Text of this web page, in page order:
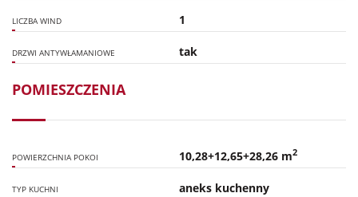
LICZBA WIND 1
DRZWI ANTYWŁAMANIOWE tak
POMIESZCZENIA
POWIERZCHNIA POKOI 10,28+12,65+28,26 m2
TYP KUCHNI aneks kuchenny